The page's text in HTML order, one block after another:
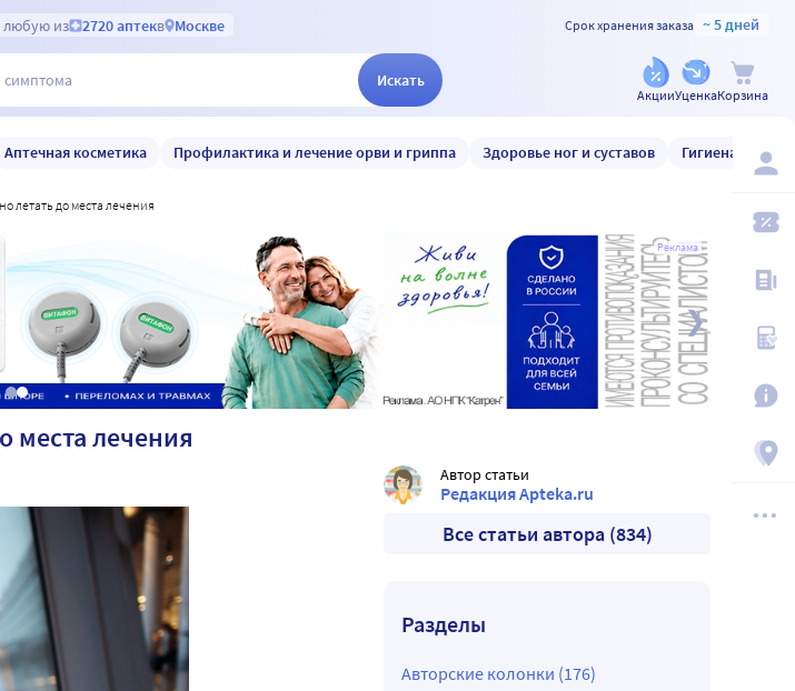
любую из 2720 аптекв Москве Срок хранения заказа ~ 5 дней
Искать
АкцииУценкаКорзина
Аптечная косметика Профилактика и лечение орви и гриппа Здоровье ног и суставов Гигиена и уход
летать до места лечения
Реклама
места лечения
Автор статьи
Редакция Apteka.ru
Все статьи автора (834)
Разделы
Авторские колонки (176)